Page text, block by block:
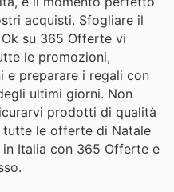
acquisti. Sfogliare il
su 365 Offerte vi
le promozioni,
e preparare i regali con
ultimi giorni. Non
prodotti di qualità
le offerte di Natale
Italia con 365 Offerte e